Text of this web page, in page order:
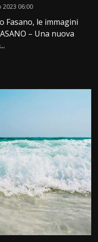
2023 06:00
Fasano, le immagini
– Una nuova